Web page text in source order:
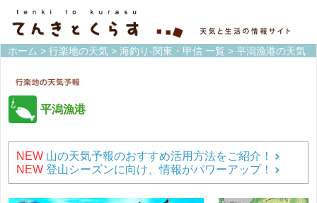
ホーム > 行楽地の天気 > 海釣り-関東・甲信 一覧 > 平潟漁港の天気
平潟漁港
NEW 山の天気予報のおすすめ活用方法をご紹介！
NEW 登山シーズンに向け、情報がパワーアップ！